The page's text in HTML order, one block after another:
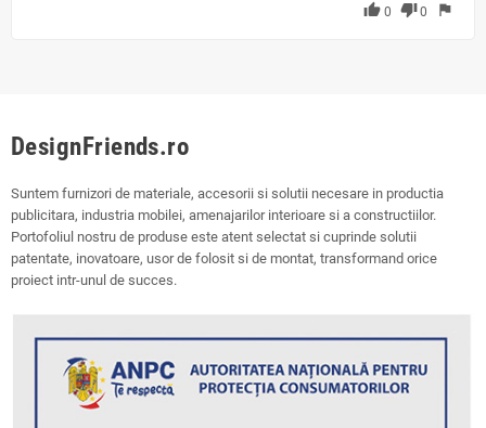
thumb_up 0 thumb_down0 flag
DesignFriends.ro
Suntem furnizori de materiale, accesorii si solutii necesare in productia
publicitara, industria mobilei, amenajarilor interioare si a constructiilor.
Portofoliul nostru de produse este atent selectat si cuprinde solutii
patentate, inovatoare, usor de folosit si de montat, transformand orice
proiect intr-unul de succes.